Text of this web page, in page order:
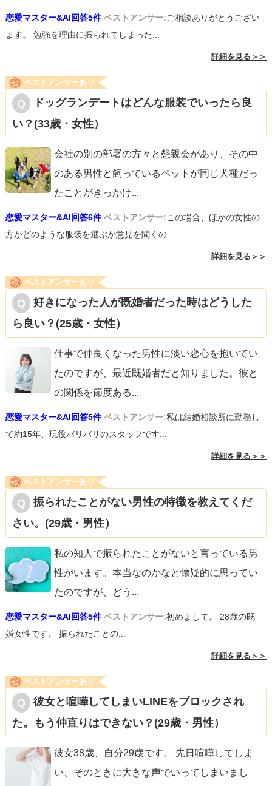
恋愛マスター&AI回答5件 ベストアンサー:ご相談ありがとうござい
ます。 勉強を理由に振られてしまった...
詳細を見る＞＞
ベストアンサーあり
ドッグランデートはどんな服装でいったら良
い？(33歳・女性）
会社の別の部署の方々と懇親会があり、その中
のある男性と飼っているペットが同じ犬種だっ
たことがきっかけ...
恋愛マスター&AI回答6件 ベストアンサー:この場合、ほかの女性の
方がどのような服装を選ぶか意見を聞くの...
詳細を見る＞＞
ベストアンサーあり
好きになった人が既婚者だった時はどうした
ら良い？(25歳・女性）
仕事で仲良くなった男性に淡い恋心を抱いてい
たのですが、最近既婚者だと知りました。彼と
の関係を節度ある...
恋愛マスター&AI回答5件 ベストアンサー:私は結婚相談所に勤務し
て約15年、現役バリバリのスタッフです...
詳細を見る＞＞
ベストアンサーあり
振られたことがない男性の特徴を教えてくだ
さい。(29歳・男性）
私の知人で振られたことがないと言っている男
性がいます。本当なのかなと懐疑的に思ってい
たのですが、どう ...
恋愛マスター&AI回答5件 ベストアンサー:初めまして。 28歳の既
婚女性です。 振られたことの...
詳細を見る＞＞
ベストアンサーあり
彼女と喧嘩してしまいLINEをブロックされ
た。もう仲直りはできない？(29歳・男性）
彼女38歳、自分29歳です。 先日喧嘩してしま
い、そのときに大きな声でいってしまいまし